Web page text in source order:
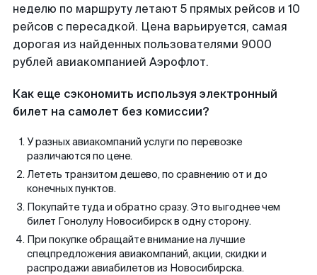
неделю по маршруту летают 5 прямых рейсов и 10
рейсов с пересадкой. Цена варьируется, самая
дорогая из найденных пользователями 9000
рублей авиакомпанией Аэрофлот.
Как еще сэкономить используя электронный
билет на самолет без комиссии?
У разных авиакомпаний услуги по перевозке
различаются по цене.
Лететь транзитом дешево, по сравнению от и до
конечных пунктов.
Покупайте туда и обратно сразу. Это выгоднее чем
билет Гонолулу Новосибирск в одну сторону.
При покупке обращайте внимание на лучшие
спецпредложения авиакомпаний, акции, скидки и
распродажи авиабилетов из Новосибирска.